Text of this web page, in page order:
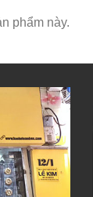
phẩm này.